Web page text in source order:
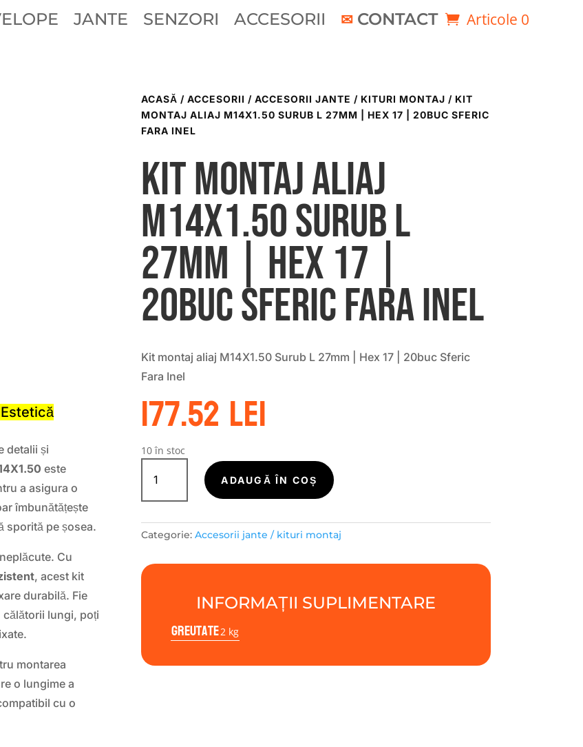
JANTE SENZORI ACCESORII CONTACT Articole 0
detalii și
este
a asigura o
îmbunătățește
sporită pe șosea.
Cu
, acest kit
durabilă. Fie
călătorii lungi, poți
montarea
o lungime a
cu o
ACASĂ / ACCESORII / ACCESORII JANTE / KITURI MONTAJ / KIT
MONTAJ ALIAJ M14X1.50 SURUB L 27MM | HEX 17 | 20BUC SFERIC
FARA INEL
Kit montaj aliaj
M14X1.50 Surub L
27mm | Hex 17 |
20buc Sferic Fara Inel
Kit montaj aliaj M14X1.50 Surub L 27mm | Hex 17 | 20buc Sferic
Fara Inel
177.52lei
10 în stoc
Cantitate
Kit
montaj
M14X1.50
Surub
L
27mm
20buc
Sferic
ADAUGĂ ÎN COȘ
Categorie: Accesorii jante / kituri montaj
INFORMAȚII SUPLIMENTARE
Greutate2 kg